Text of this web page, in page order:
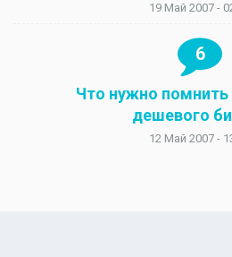
19 Май 2007 -
6
Что нужно помнить
дешевого
12 Май 2007 -